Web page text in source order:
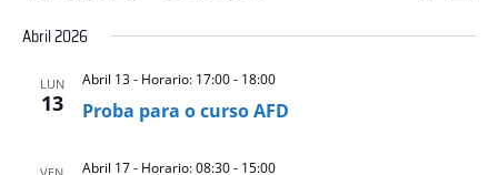
BUSCA
DE
date.
Abril 2026
LUN
13 Proba para o curso AFD
Abril 13 - Horario: 17:00- 18:00
Abril 17 - Horario: 08:30- 15:00